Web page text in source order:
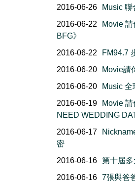
2016-06-26
Music
2016-06-22
Movie
BFG》
2016-06-22
FM94.7
2016-06-20
Movie請
2016-06-20
Music
2016-06-19
Movie
NEED WEDDING
2016-06-17
密
2016-06-16 第十屆
2016-06-16 7張與爸